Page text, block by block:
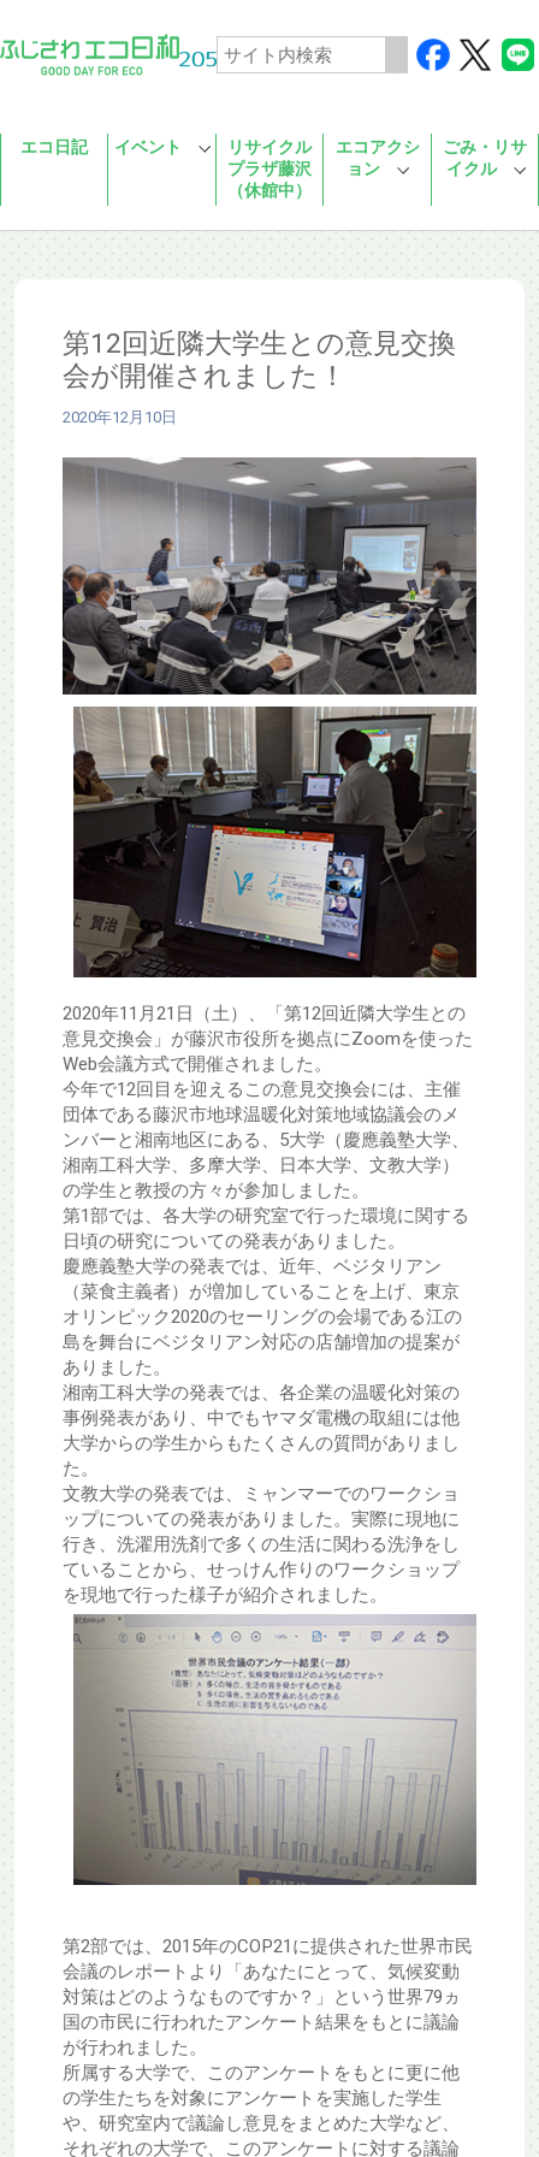
エコ日記 イベント
リサイクル
プラザ藤沢
（休館中）
エコアクシ
ョン
ごみ・リサ
イクル
第12回近隣大学生との意見交換
会が開催されました！
2020年12月10日
2020年11月21日（土）、「第12回近隣大学生との
意見交換会」が藤沢市役所を拠点にZoomを使った
Web会議方式で開催されました。
今年で12回目を迎えるこの意見交換会には、主催
団体である藤沢市地球温暖化対策地域協議会のメ
ンバーと湘南地区にある、5大学（慶應義塾大学、
湘南工科大学、多摩大学、日本大学、文教大学）
の学生と教授の方々が参加しました。
第1部では、各大学の研究室で行った環境に関する
日頃の研究についての発表がありました。
慶應義塾大学の発表では、近年、ベジタリアン
（菜食主義者）が増加していることを上げ、東京
オリンピック2020のセーリングの会場である江の
島を舞台にベジタリアン対応の店舗増加の提案が
ありました。
湘南工科大学の発表では、各企業の温暖化対策の
事例発表があり、中でもヤマダ電機の取組には他
大学からの学生からもたくさんの質問がありまし
た。
文教大学の発表では、ミャンマーでのワークショ
ップについての発表がありました。実際に現地に
行き、洗濯用洗剤で多くの生活に関わる洗浄をし
ていることから、せっけん作りのワークショップ
を現地で行った様子が紹介されました。
第2部では、2015年のCOP21に提供された世界市民
会議のレポートより「あなたにとって、気候変動
対策はどのようなものですか？」という世界79ヵ
国の市民に行われたアンケート結果をもとに議論
が行われました。
所属する大学で、このアンケートをもとに更に他
の学生たちを対象にアンケートを実施した学生
や、研究室内で議論し意見をまとめた大学など、
それぞれの大学で、このアンケートに対する議論